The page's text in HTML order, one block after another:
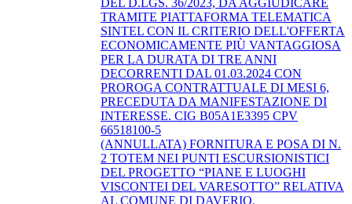
TRAMITE PIATTAFORMA TELEMATICA
SINTEL CON IL CRITERIO DELL'OFFERTA
ECONOMICAMENTE PIÙ VANTAGGIOSA
PER LA DURATA DI TRE ANNI
DECORRENTI DAL 01.03.2024 CON
PROROGA CONTRATTUALE DI MESI 6,
PRECEDUTA DA MANIFESTAZIONE DI
INTERESSE. CIG B05A1E3395 CPV
66518100-5
(ANNULLATA) FORNITURA E POSA DI N.
2 TOTEM NEI PUNTI ESCURSIONISTICI
DEL PROGETTO “PIANE E LUOGHI
VISCONTEI DEL VARESOTTO” RELATIVA
AL COMUNE DI DAVERIO.